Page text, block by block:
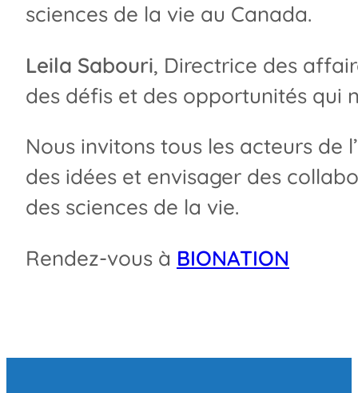
sciences de la vie au Canada.
Leila Sabouri, Directrice des
des défis et des opportunités qui
Nous invitons tous les acteurs de
des idées et envisager des
des sciences de la vie.
Rendez-vous à BIONATION